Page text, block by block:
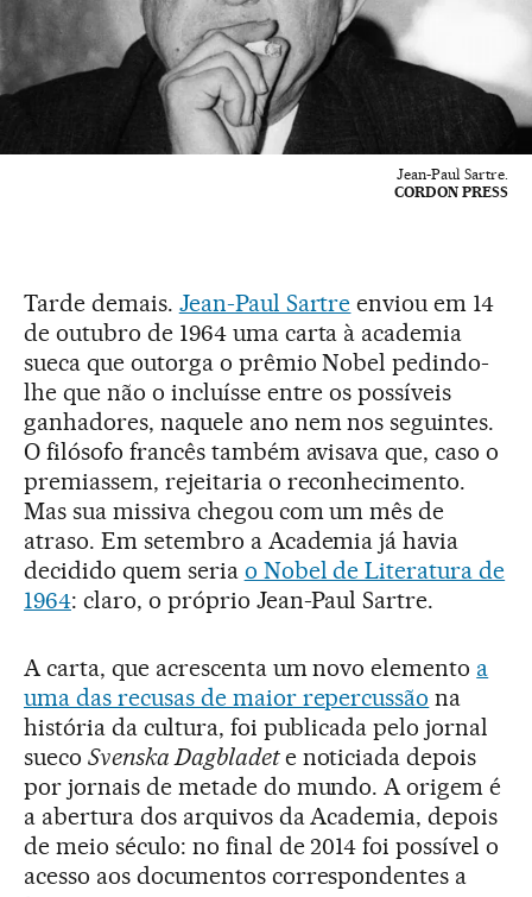
Jean-Paul Sartre.
CORDON PRESS
Tarde demais. Jean-Paul Sartre enviou em 14
de outubro de 1964 uma carta à academia
sueca que outorga o prêmio Nobel pedindo-
lhe que não o incluísse entre os possíveis
ganhadores, naquele ano nem nos seguintes.
O filósofo francês também avisava que, caso o
premiassem, rejeitaria o reconhecimento.
Mas sua missiva chegou com um mês de
atraso. Em setembro a Academia já havia
decidido quem seria o Nobel de Literatura de
1964: claro, o próprio Jean-Paul Sartre.
A carta, que acrescenta um novo elemento a
uma das recusas de maior repercussão na
história da cultura, foi publicada pelo jornal
sueco Svenska Dagbladete noticiada depois
por jornais de metade do mundo. A origem é
a abertura dos arquivos da Academia, depois
de meio século: no final de 2014 foi possível o
acesso aos documentos correspondentes a